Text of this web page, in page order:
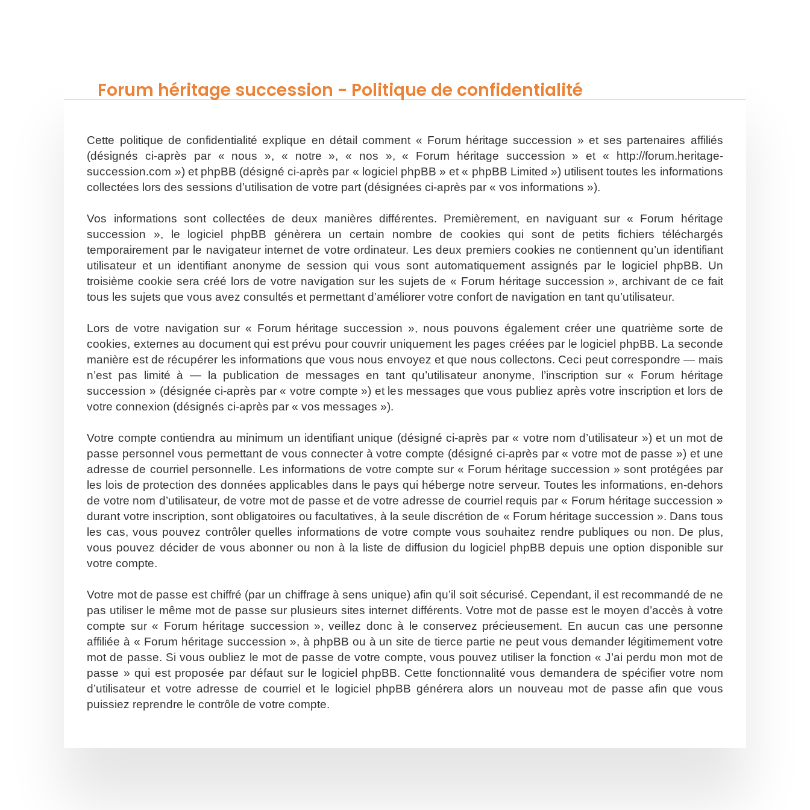
Forum héritage succession - Politique de confidentialité
Cette politique de confidentialité explique en détail comment « Forum héritage succession » et ses partenaires affiliés
(désignés ci-après par « nous », « notre », « nos », « Forum héritage succession » et « http://forum.heritage-
succession.com ») et phpBB (désigné ci-après par « logiciel phpBB » et « phpBB Limited ») utilisent toutes les informations
collectées lors des sessions d’utilisation de votre part (désignées ci-après par « vos informations »).
Vos informations sont collectées de deux manières différentes. Premièrement, en naviguant sur « Forum héritage
succession », le logiciel phpBB génèrera un certain nombre de cookies qui sont de petits fichiers téléchargés
temporairement par le navigateur internet de votre ordinateur. Les deux premiers cookies ne contiennent qu’un identifiant
utilisateur et un identifiant anonyme de session qui vous sont automatiquement assignés par le logiciel phpBB. Un
troisième cookie sera créé lors de votre navigation sur les sujets de « Forum héritage succession », archivant de ce fait
tous les sujets que vous avez consultés et permettant d’améliorer votre confort de navigation en tant qu’utilisateur.
Lors de votre navigation sur « Forum héritage succession », nous pouvons également créer une quatrième sorte de
cookies, externes au document qui est prévu pour couvrir uniquement les pages créées par le logiciel phpBB. La seconde
manière est de récupérer les informations que vous nous envoyez et que nous collectons. Ceci peut correspondre — mais
n’est pas limité à — la publication de messages en tant qu’utilisateur anonyme, l’inscription sur « Forum héritage
succession » (désignée ci-après par « votre compte ») et les messages que vous publiez après votre inscription et lors de
votre connexion (désignés ci-après par « vos messages »).
Votre compte contiendra au minimum un identifiant unique (désigné ci-après par « votre nom d’utilisateur ») et un mot de
passe personnel vous permettant de vous connecter à votre compte (désigné ci-après par « votre mot de passe ») et une
adresse de courriel personnelle. Les informations de votre compte sur « Forum héritage succession » sont protégées par
les lois de protection des données applicables dans le pays qui héberge notre serveur. Toutes les informations, en-dehors
de votre nom d’utilisateur, de votre mot de passe et de votre adresse de courriel requis par « Forum héritage succession »
durant votre inscription, sont obligatoires ou facultatives, à la seule discrétion de « Forum héritage succession ». Dans tous
les cas, vous pouvez contrôler quelles informations de votre compte vous souhaitez rendre publiques ou non. De plus,
vous pouvez décider de vous abonner ou non à la liste de diffusion du logiciel phpBB depuis une option disponible sur
votre compte.
Votre mot de passe est chiffré (par un chiffrage à sens unique) afin qu’il soit sécurisé. Cependant, il est recommandé de ne
pas utiliser le même mot de passe sur plusieurs sites internet différents. Votre mot de passe est le moyen d’accès à votre
compte sur « Forum héritage succession », veillez donc à le conservez précieusement. En aucun cas une personne
affiliée à « Forum héritage succession », à phpBB ou à un site de tierce partie ne peut vous demander légitimement votre
mot de passe. Si vous oubliez le mot de passe de votre compte, vous pouvez utiliser la fonction « J’ai perdu mon mot de
passe » qui est proposée par défaut sur le logiciel phpBB. Cette fonctionnalité vous demandera de spécifier votre nom
d’utilisateur et votre adresse de courriel et le logiciel phpBB générera alors un nouveau mot de passe afin que vous
puissiez reprendre le contrôle de votre compte.